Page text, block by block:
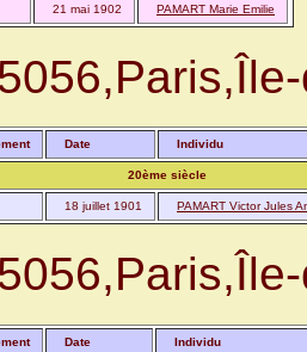
21 mai 1902 PAMART Marie Emilie
Date Individu
20ème siècle
18 juillet 1901 PAMART Victor Jules
Date Individu